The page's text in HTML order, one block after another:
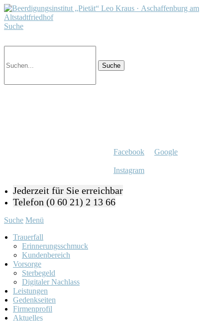
Suche
Facebook Google
Instagram
Jederzeit für Sie erreichbar
Telefon (0 60 21) 2 13 66
Suche Menü
Trauerfall
Erinnerungsschmuck
Kundenbereich
Vorsorge
Sterbegeld
Digitaler Nachlass
Leistungen
Gedenkseiten
Firmenprofil
Aktuelles